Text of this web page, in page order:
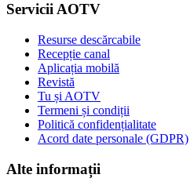
Servicii AOTV
Resurse descărcabile
Recepție canal
Aplicația mobilă
Revistă
Tu și AOTV
Termeni și condiții
Politică confidențialitate
Acord date personale (GDPR)
Alte informații